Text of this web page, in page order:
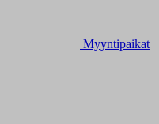
Myyntipaikat